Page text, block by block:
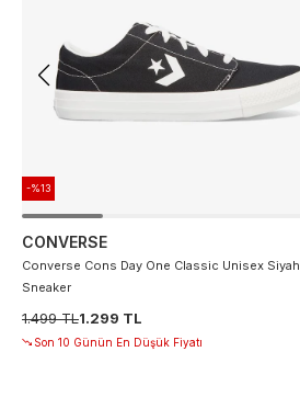
-%13
CONVERSE
Converse Cons Day One Classic Unisex Siyah
Sneaker
1.499 TL1.299 TL
Son 10 Günün En Düşük Fiyatı